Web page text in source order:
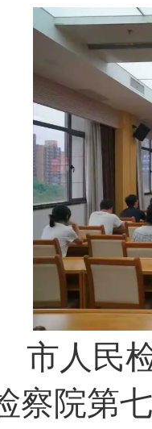
市人民
察院第